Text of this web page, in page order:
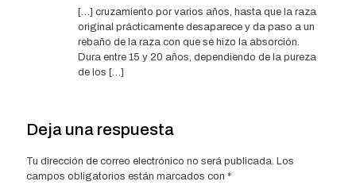
[…] cruzamiento por varios años, hasta que la raza
original prácticamente desaparece y da paso a un
rebaño de la raza con que se hizo la absorción.
Dura entre 15 y 20 años, dependiendo de la pureza
de los […]
Deja una respuesta
Tu dirección de correo electrónico no será publicada. Los
campos obligatorios están marcados con *